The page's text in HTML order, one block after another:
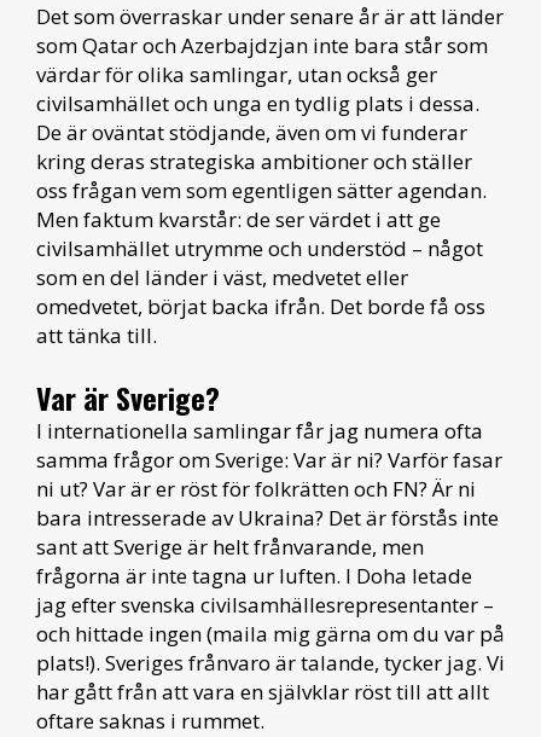
Det som överraskar under senare år är att länder
som Qatar och Azerbajdzjan inte bara står som
värdar för olika samlingar, utan också ger
civilsamhället och unga en tydlig plats i dessa.
De är oväntat stödjande, även om vi funderar
kring deras strategiska ambitioner och ställer
oss frågan vem som egentligen sätter agendan.
Men faktum kvarstår: de ser värdet i att ge
civilsamhället utrymme och understöd – något
som en del länder i väst, medvetet eller
omedvetet, börjat backa ifrån. Det borde få oss
att tänka till.
Var är Sverige?
I internationella samlingar får jag numera ofta
samma frågor om Sverige: Var är ni? Varför fasar
ni ut? Var är er röst för folkrätten och FN? Är ni
bara intresserade av Ukraina? Det är förstås inte
sant att Sverige är helt frånvarande, men
frågorna är inte tagna ur luften. I Doha letade
jag efter svenska civilsamhällesrepresentanter –
och hittade ingen (maila mig gärna om du var på
plats!). Sveriges frånvaro är talande, tycker jag. Vi
har gått från att vara en självklar röst till att allt
oftare saknas i rummet.